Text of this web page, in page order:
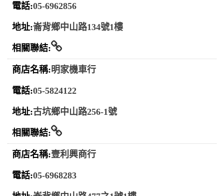
05-6962856
崙背鄉中山路134號1樓
相關連結
明家機車行
05-5824122
古坑鄉中山路256-1號
相關連結
壹利興商行
05-6968283